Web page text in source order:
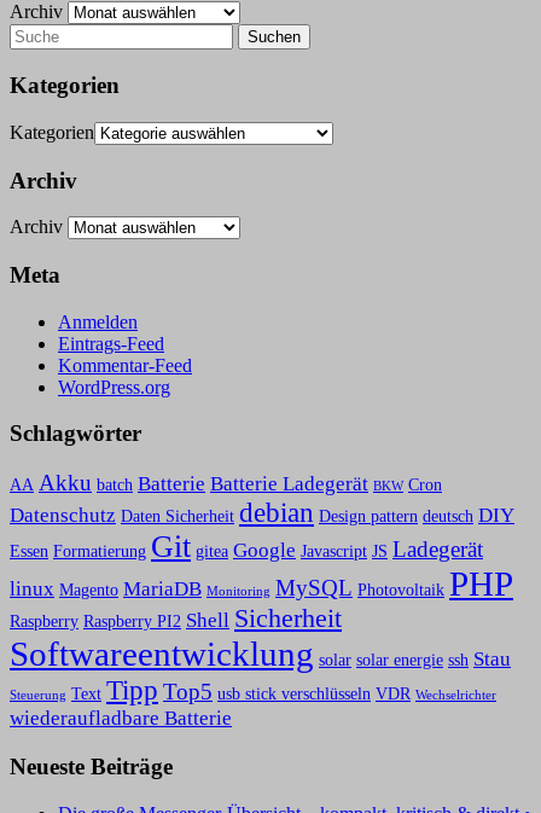
Archiv
Kategorien
Kategorien
Archiv
Archiv
Meta
Anmelden
Eintrags-Feed
Kommentar-Feed
WordPress.org
Schlagwörter
AA Akku batch Batterie Batterie Ladegerät BKW Cron
Datenschutz Daten Sicherheit debian Design pattern deutsch DIY
Essen Formatierung Git gitea Google Javascript JS Ladegerät
linux Magento MariaDB Monitoring MySQL Photovoltaik PHP
Raspberry Raspberry PI2 Shell Sicherheit
Softwareentwicklung solar solar energie ssh Stau
Steuerung Text Tipp Top5 usb stick verschlüsseln VDR Wechselrichter
wiederaufladbare Batterie
Neueste Beiträge